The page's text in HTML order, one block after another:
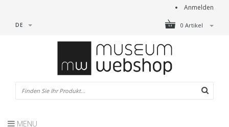
Anmelden
0 Artikel
DE
MENU